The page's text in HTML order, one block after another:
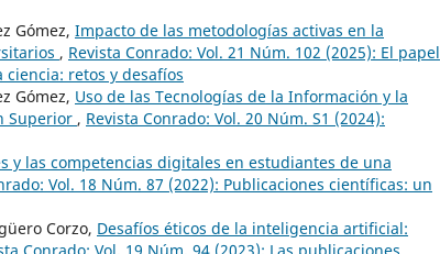
Gómez, Impacto de las metodologías activas en la
, Revista Conrado: Vol. 21 Núm. 102 (2025): El papel
retos y desafíos
Gómez, Uso de las Tecnologías de la Información y la
Superior , Revista Conrado: Vol. 20 Núm. S1 (2024):
y las competencias digitales en estudiantes de una
Vol. 18 Núm. 87 (2022): Publicaciones científicas: un
Corzo, Desafíos éticos de la inteligencia artificial: